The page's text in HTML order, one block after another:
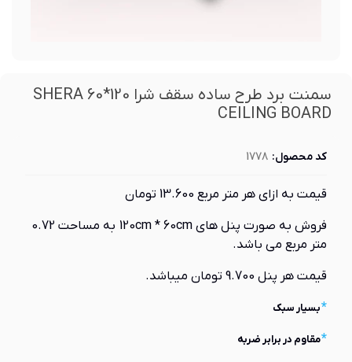
سمنت برد طرح ساده سقف شرا 120*60 SHERA
CEILING BOARD
کد محصول: 1778
قیمت به ازای هر متر مربع 13.600 تومان
فروش به صورت پنل های 120cm * 60cm به مساحت 0.72
متر مربع می باشد.
قیمت هر پنل 9.700 تومان میباشد.
*بسیار سبک
*مقاوم در برابر ضربه